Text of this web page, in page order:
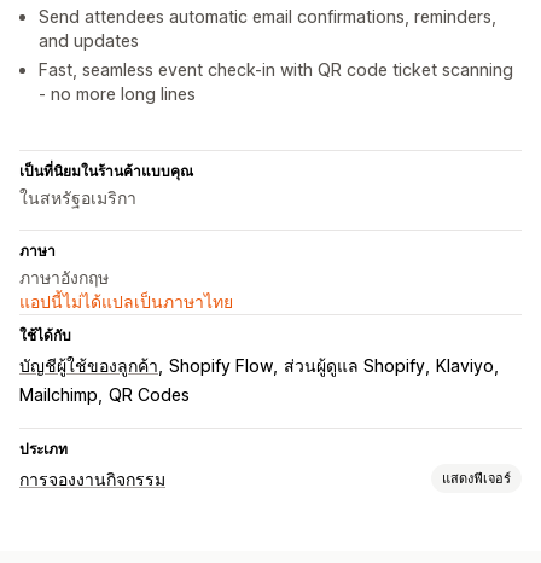
Send attendees automatic email confirmations, reminders,
and updates
Fast, seamless event check-in with QR code ticket scanning
- no more long lines
เป็นที่นิยมในร้านค้าแบบคุณ
ในสหรัฐอเมริกา
ภาษา
ภาษาอังกฤษ
แอปนี้ไม่ได้แปลเป็นภาษาไทย
ใช้ได้กับ
บัญชีผู้ใช้ของลูกค้า Shopify Flow ส่วนผู้ดูแล Shopify
Klaviyo
Mailchimp QR Codes
ประเภท
การจองงานกิจกรรม แสดงฟีเจอร์